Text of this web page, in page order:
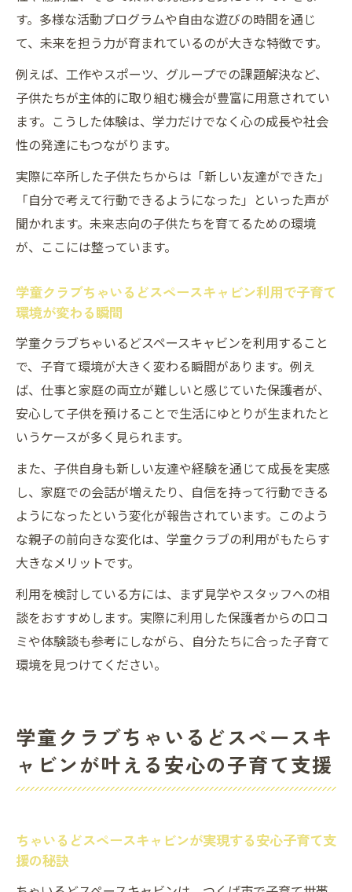
す。多様な活動プログラムや自由な遊びの時間を通じ
て、未来を担う力が育まれているのが大きな特徴です。
例えば、工作やスポーツ、グループでの課題解決など、
子供たちが主体的に取り組む機会が豊富に用意されてい
ます。こうした体験は、学力だけでなく心の成長や社会
性の発達にもつながります。
実際に卒所した子供たちからは「新しい友達ができた」
「自分で考えて行動できるようになった」といった声が
聞かれます。未来志向の子供たちを育てるための環境
が、ここには整っています。
学童クラブちゃいるどスペースキャビン利用で子育て
環境が変わる瞬間
学童クラブちゃいるどスペースキャビンを利用すること
で、子育て環境が大きく変わる瞬間があります。例え
ば、仕事と家庭の両立が難しいと感じていた保護者が、
安心して子供を預けることで生活にゆとりが生まれたと
いうケースが多く見られます。
また、子供自身も新しい友達や経験を通じて成長を実感
し、家庭での会話が増えたり、自信を持って行動できる
ようになったという変化が報告されています。このよう
な親子の前向きな変化は、学童クラブの利用がもたらす
大きなメリットです。
利用を検討している方には、まず見学やスタッフへの相
談をおすすめします。実際に利用した保護者からの口コ
ミや体験談も参考にしながら、自分たちに合った子育て
環境を見つけてください。
学童クラブちゃいるどスペースキ
ャビンが叶える安心の子育て支援
ちゃいるどスペースキャビンが実現する安心子育て支
援の秘訣